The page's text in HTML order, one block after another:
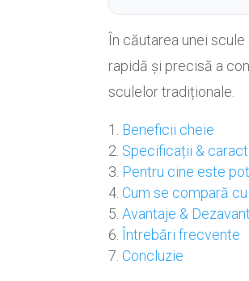
În căutarea unei
rapidă și precisă a
sculelor tradiționale.
Beneficii cheie
Specificații &
Pentru cine este
Cum se compară
Avantaje &
Întrebări frecvente
Concluzie